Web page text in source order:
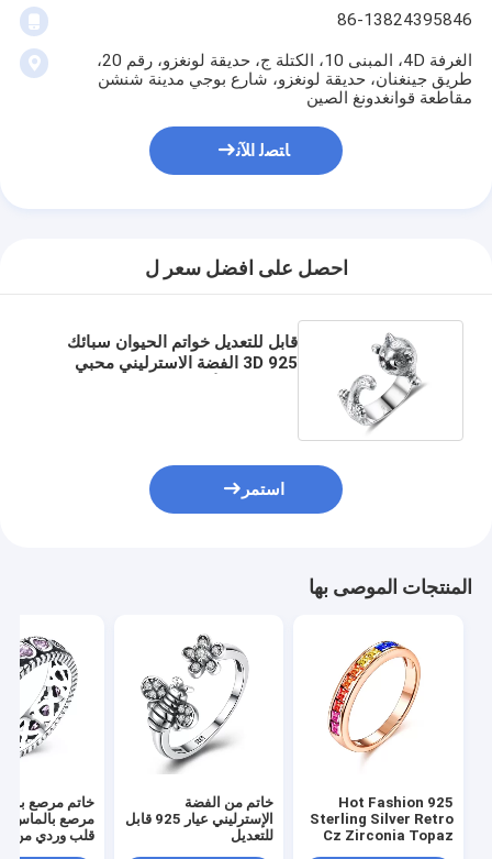
86-13824395846
الغرفة 4D، المبنى 10، الكتلة ج، حديقة لونغزو، رقم 20،
طريق جينغنان، حديقة لونغزو، شارع بوجي مدينة شنشن
مقاطعة قوانغدونغ الصين
ﺎﺘﺼﻟ ﺍﻶﻧ
احصل على افضل سعر ل
قابل للتعديل خواتم الحيوان سبائك
3D 925 الفضة الاسترليني محبي
استمر
المنتجات الموصى بها
Hot Fashion 925
Sterling Silver Retro
Cz Zirconia Topaz
خاتم من الفضة
الإسترليني عيار 925 قابل
للتعديل
خاتم مرصع
مرصع بالماس
قلب وردي من Queen'S